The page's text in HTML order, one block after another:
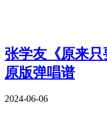
张学友《原来
原版弹唱谱
2024-06-06